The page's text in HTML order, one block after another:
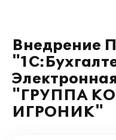
Внедрение
"ГРУППА
ИГРОНИК"